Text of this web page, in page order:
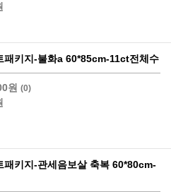
패키지-불화a 60*85cm-11ct전체수
원 (0)
패키지-관세음보살 축복 60*80cm-